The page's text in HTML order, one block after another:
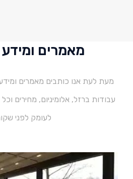
מאמרים
מעת לעת אנו כותבים מאמרים
עבודות ברזל, אלומיניום, מחירים
לעומק לפני